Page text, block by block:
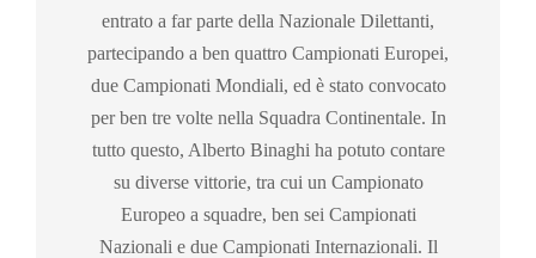
entrato a far parte della Nazionale Dilettanti,
partecipando a ben quattro Campionati Europei,
due Campionati Mondiali, ed è stato convocato
per ben tre volte nella Squadra Continentale. In
tutto questo, Alberto Binaghi ha potuto contare
su diverse vittorie, tra cui un Campionato
Europeo a squadre, ben sei Campionati
Nazionali e due Campionati Internazionali. Il